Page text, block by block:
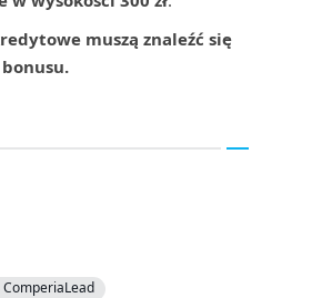
muszą znaleźć się
ComperiaLead